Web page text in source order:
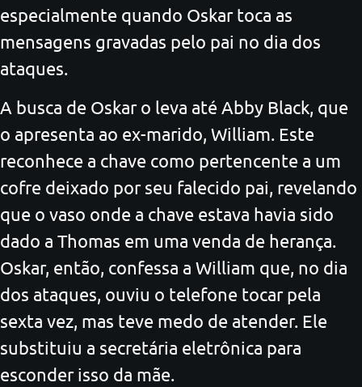
especialmente quando Oskar toca as
mensagens gravadas pelo pai no dia dos
ataques.
A busca de Oskar o leva até Abby Black, que
o apresenta ao ex-marido, William. Este
reconhece a chave como pertencente a um
cofre deixado por seu falecido pai, revelando
que o vaso onde a chave estava havia sido
dado a Thomas em uma venda de herança.
Oskar, então, confessa a William que, no dia
dos ataques, ouviu o telefone tocar pela
sexta vez, mas teve medo de atender. Ele
substituiu a secretária eletrônica para
esconder isso da mãe.